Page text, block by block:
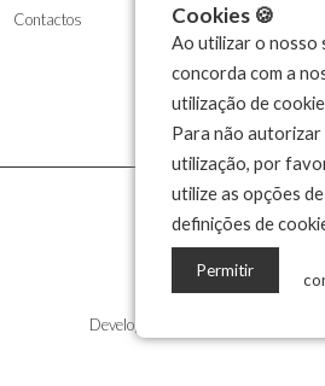
Cookies 🍪
Ao utilizar o nosso
concorda com a
utilização de
Para não autorizar
utilização, por
utilize as opções de
definições de
Permitir
Contactos
Developed by | 2026 ©